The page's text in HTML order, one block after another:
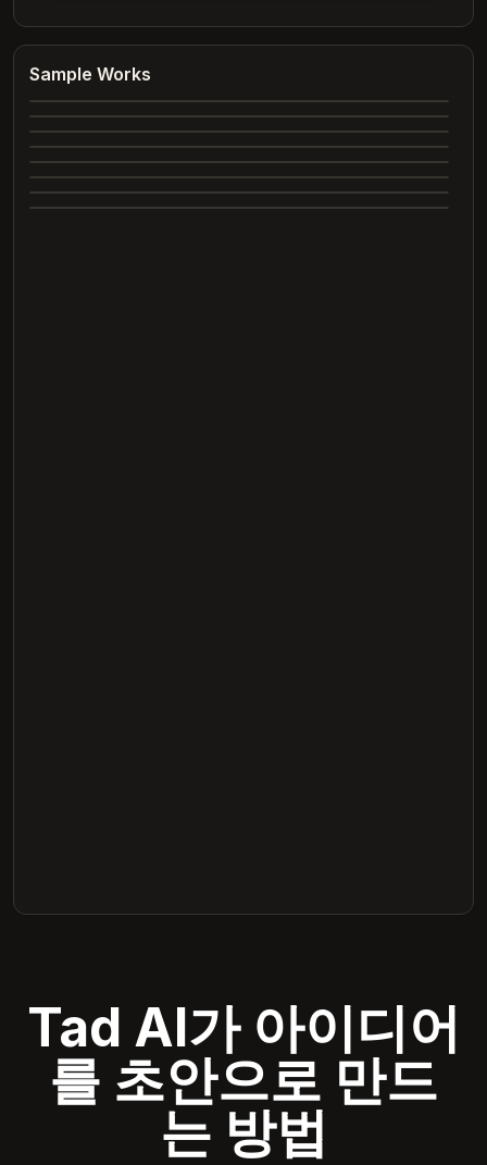
Sample Works
Heartbreak Souvenirs
4:12
Complete
3:42
Complete
Summer Dreams
3:28
Complete
Neon Nights
4:05
Complete
Echoes of Yesterday
4:00
Complete
Dance All Night
3:24
Complete
Whispering Trees
2:26
Marry Me
2:31
Tad AI가 아이디어
를 초안으로 만드
는 방법